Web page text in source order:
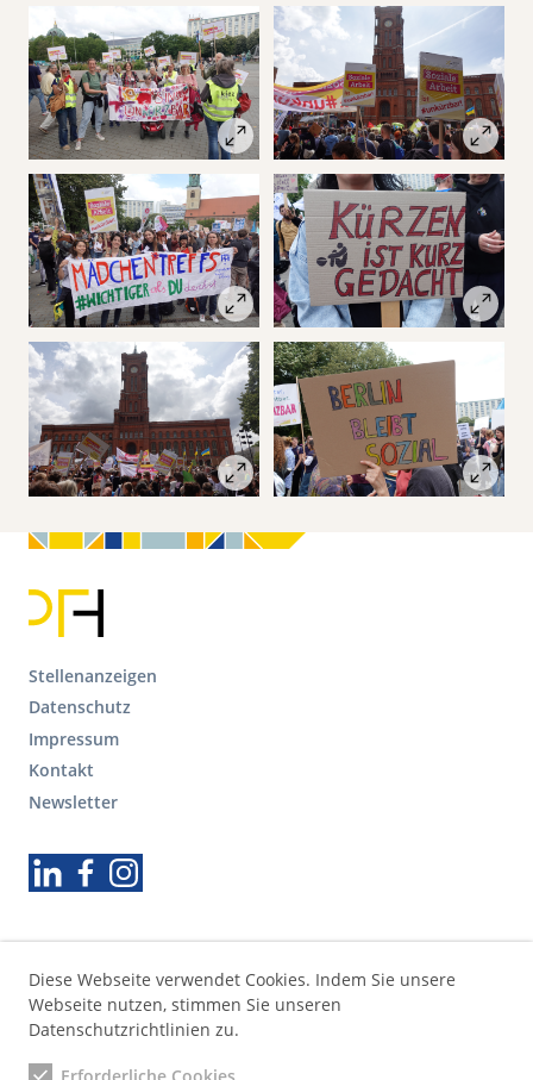
Diese Webseite verwendet Cookies. Indem Sie unsere
Webseite nutzen, stimmen Sie unseren
Datenschutzrichtlinien zu.
Erforderliche Cookies
F
o
o
t
e
r
e
k
ä
r
e
Stellenanzeigen
Datenschutz
Impressum
Kontakt
Newsletter
Folgen Sie uns